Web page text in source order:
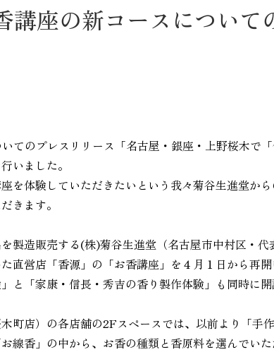
座の新コースについて
てのプレスリリース「名古屋・銀座・上野桜木で
いました。
を体験していただきたいという我々菊谷生進堂か
きます。
製造販売する(株)菊谷生進堂（名古屋市中村区・
直営店「香源」の「お香講座」を４月１日から再
と「家康・信長・秀吉の香り製作体験」も同時に開
町店）の各店舗の2Fスペースでは、以前より「手
線香」の中から、お香の種類と香原料を選んでい